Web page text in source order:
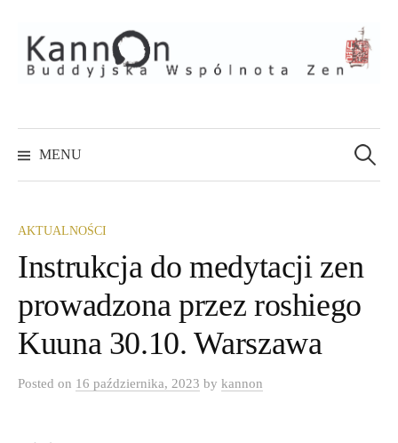
to
content
MENU
AKTUALNOŚCI
Instrukcja do medytacji zen
prowadzona przez roshiego
Kuuna 30.10. Warszawa
Posted on 16 października, 2023 by kannon